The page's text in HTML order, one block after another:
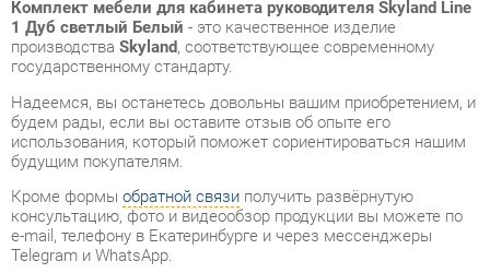
будем рады, если вы оставите отзыв об опыте его
использования, который поможет сориентироваться нашим
будущим покупателям.
Кроме формы обратной связиполучить развёрнутую
консультацию, фото и видеообзор продукции вы можете по
e-mail, телефону в Екатеринбурге и через мессенджеры
Telegram и WhatsApp.
Готовые комплекты также можно сравнить между собой в
нашем шоу-руме и купить Комплект мебели для кабинета
руководителя Skyland Line 1 Дуб светлый Белый,
самостоятельно забрав его с нашего центрального склада в
г. Екатеринбург. Полный список адресов и магазинов
смотрите на странице